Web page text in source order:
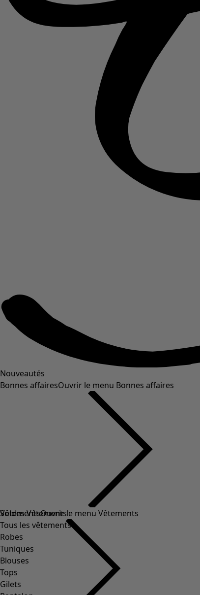
Nouveautés
Bonnes affairesOuvrir le menu Bonnes affaires
Soldes Vêtements
Tous les vêtements
Robes
Tuniques
Blouses
Tops
Gilets
VêtementsOuvrir le menu Vêtements